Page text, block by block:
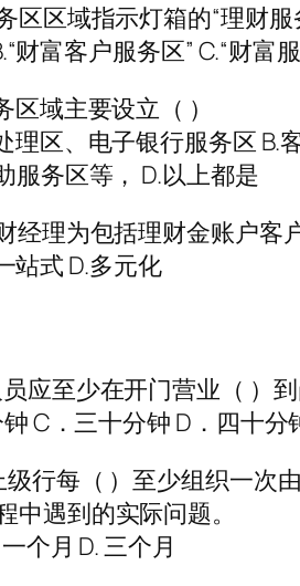
区区域指示灯箱的“理财服
财富客户服务区” C.“财富
域主要设立（ ）
理区、电子银行服务区 B.
服务区等， D.以上都是
经理为包括理财金账户客
站式 D.多元化
应至少在开门营业（ ）
C．三十分钟 D．四十分
行每（ ）至少组织一次
遇到的实际问题。
个月 D. 三个月